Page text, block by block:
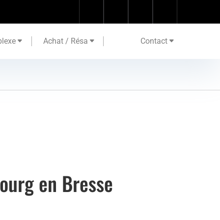
Achat / Résa Contact
en Bresse